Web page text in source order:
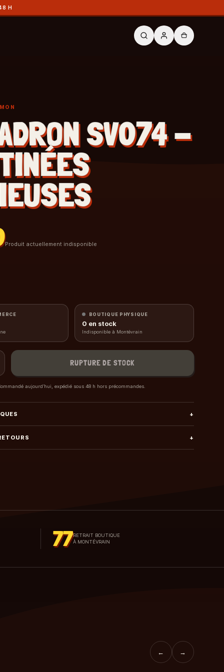
H
SV074 -
Produit actuellement indisponible
BOUTIQUE PHYSIQUE
0 en stock
Indisponible à Montévrain
RUPTURE DE STOCK
aujourd’hui, expédié sous 48 h hors précommandes.
+
+
77RETRAIT BOUTIQUE
À MONTÉVRAIN
← →